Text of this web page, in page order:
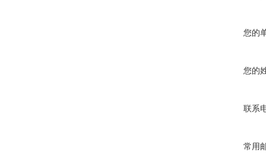
您的
您的
联系
常用